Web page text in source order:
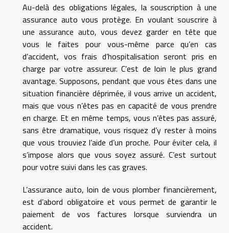
Au-delà des obligations légales, la souscription à une
assurance auto vous protège. En voulant souscrire à
une assurance auto, vous devez garder en tête que
vous le faites pour vous-même parce qu’en cas
d’accident, vos frais d’hospitalisation seront pris en
charge par votre assureur. C’est de loin le plus grand
avantage. Supposons, pendant que vous êtes dans une
situation financière déprimée, il vous arrive un accident,
mais que vous n’êtes pas en capacité de vous prendre
en charge. Et en même temps, vous n’êtes pas assuré,
sans être dramatique, vous risquez d’y rester à moins
que vous trouviez l’aide d’un proche. Pour éviter cela, il
s’impose alors que vous soyez assuré. C’est surtout
pour votre suivi dans les cas graves.
L’assurance auto, loin de vous plomber financièrement,
est d’abord obligatoire et vous permet de garantir le
paiement de vos factures lorsque surviendra un
accident.